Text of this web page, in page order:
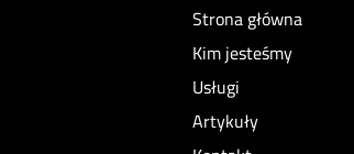
Strona główna
Kim jesteśmy
Usługi
Artykuły